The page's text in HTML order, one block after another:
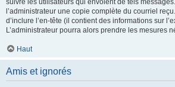
suivre les utilisateurs qui envoient de tels
l’administrateur une copie complète du courriel
d’inclure l’en-tête (il contient des informations sur
L’administrateur pourra alors prendre les mesures
Haut
Amis et ignorés